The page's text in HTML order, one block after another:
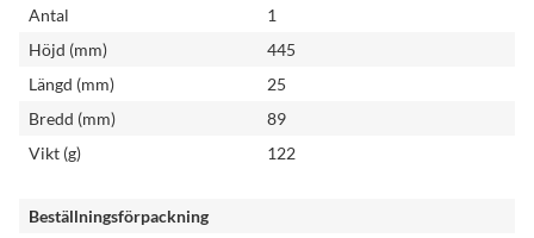
Antal
1
Höjd (mm)
445
Längd (mm)
25
Bredd (mm)
89
Vikt (g)
122
Beställningsförpackning